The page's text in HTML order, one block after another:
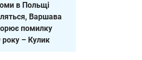
в Польщі
Варшава
помилку
року – Кулик